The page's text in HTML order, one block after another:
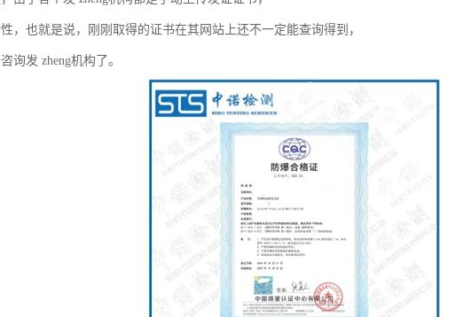
，也就是说，刚刚取得的证书在其网站上还不一定能查询得到，
询发 zheng机构了。